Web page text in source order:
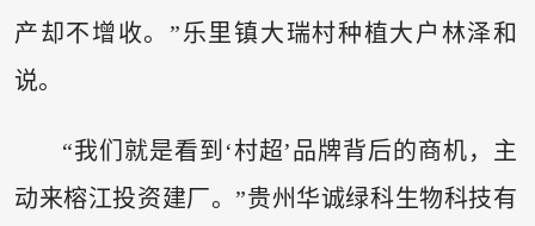
产却不增收。”乐里镇大瑞村种植大户林泽和
说。
“我们就是看到‘村超’品牌背后的商机，主
动来榕江投资建厂。”贵州华诚绿科生物科技有